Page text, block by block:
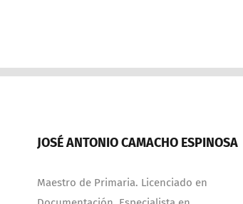
JOSÉ ANTONIO CAMACHO ESPINOSA
Maestro de Primaria. Licenciado en